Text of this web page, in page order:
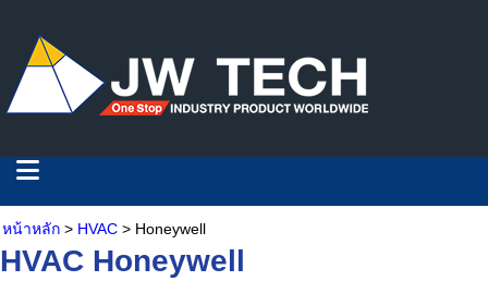
หน้าหลัก > HVAC > Honeywell
HVAC Honeywell